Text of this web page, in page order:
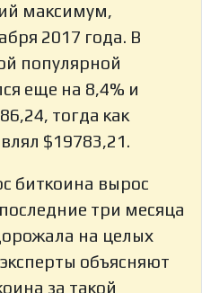
максимум,
2017 года. В
популярной
еще на 8,4% и
тогда как
$19783,21.
биткоина вырос
три месяца
на целых
объясняют
за такой